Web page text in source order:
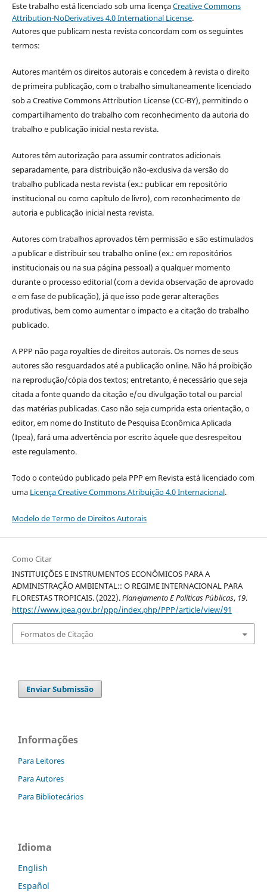
Este trabalho está licenciado sob uma licençaCreative Commons
Attribution-NoDerivatives 4.0 International License.
Autores que publicam nesta revista concordam com os seguintes
termos:
Autores mantém os direitos autorais e concedem à revista o direito
de primeira publicação, com o trabalho simultaneamente licenciado
sob a Creative Commons Attribution License (CC-BY), permitindo o
compartilhamento do trabalho com reconhecimento da autoria do
trabalho e publicação inicial nesta revista.
Autores têm autorização para assumir contratos adicionais
separadamente, para distribuição não-exclusiva da versão do
trabalho publicada nesta revista (ex.: publicar em repositório
institucional ou como capítulo de livro), com reconhecimento de
autoria e publicação inicial nesta revista.
Autores com trabalhos aprovados têm permissão e são estimulados
a publicar e distribuir seu trabalho online (ex.: em repositórios
institucionais ou na sua página pessoal) a qualquer momento
durante o processo editorial (com a devida observação de aprovado
e em fase de publicação), já que isso pode gerar alterações
produtivas, bem como aumentar o impacto e a citação do trabalho
publicado.
A PPP não paga royalties de direitos autorais. Os nomes de seus
autores são resguardados até a publicação online. Não há proibição
na reprodução/cópia dos textos; entretanto, é necessário que seja
citada a fonte quando da citação e/ou divulgação total ou parcial
das matérias publicadas. Caso não seja cumprida esta orientação, o
editor, em nome do Instituto de Pesquisa Econômica Aplicada
(Ipea), fará uma advertência por escrito àquele que desrespeitou
este regulamento.
Todo o conteúdo publicado pela PPP em Revista está licenciado com
uma Licença Creative Commons Atribuição 4.0 Internacional.
Modelo de Termo de Direitos Autorais
Como Citar
INSTITUIÇÕES E INSTRUMENTOS ECONÔMICOS PARA A
ADMINISTRAÇÃO AMBIENTAL:: O REGIME INTERNACIONAL PARA
FLORESTAS TROPICAIS. (2022).Planejamento E Políticas Públicas, 19.
https://www.ipea.gov.br/ppp/index.php/PPP/article/view/91
Formatos de Citação
Enviar Submissão
Informações
Para Leitores
Para Autores
Para Bibliotecários
Idioma
English
Español